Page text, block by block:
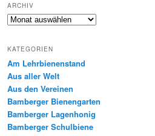
ARCHIV
Archiv
KATEGORIEN
Am Lehrbienenstand
Aus aller Welt
Aus den Vereinen
Bamberger Bienengarten
Bamberger Lagenhonig
Bamberger Schulbiene